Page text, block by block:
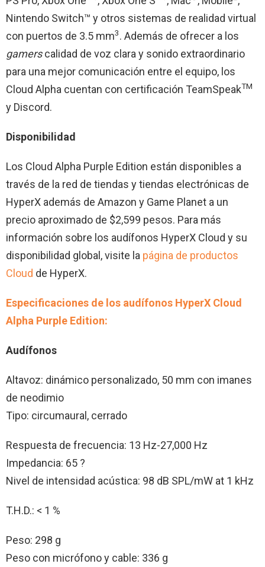
Nintendo Switch™ y otros sistemas de realidad virtual
con puertos de 3.5 mm3. Además de ofrecer a los
gamerscalidad de voz clara y sonido extraordinario
para una mejor comunicación entre el equipo, los
Cloud Alpha cuentan con certificación TeamSpeakTM
y Discord.
Disponibilidad
Los Cloud Alpha Purple Edition están disponibles a
través de la red de tiendas y tiendas electrónicas de
HyperX además de Amazon y Game Planet a un
precio aproximado de $2,599 pesos. Para más
información sobre los audífonos HyperX Cloud y su
disponibilidad global, visite la página de productos
Cloud de HyperX.
Especificaciones de los audífonos HyperX Cloud
Alpha Purple Edition:
Audífonos
Altavoz: dinámico personalizado, 50 mm con imanes
de neodimio
Tipo: circumaural, cerrado
Respuesta de frecuencia: 13 Hz-27,000 Hz
Impedancia: 65 ?
Nivel de intensidad acústica: 98 dB SPL/mW at 1 kHz
T.H.D.: < 1 %
Peso: 298 g
Peso con micrófono y cable: 336 g